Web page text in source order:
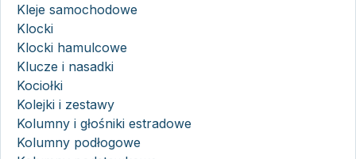
Kleje samochodowe
Klocki
Klocki hamulcowe
Klucze i nasadki
Kociołki
Kolejki i zestawy
Kolumny i głośniki estradowe
Kolumny podłogowe